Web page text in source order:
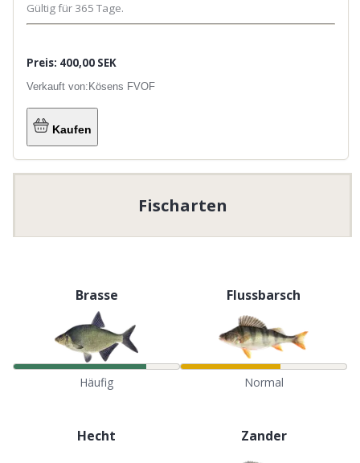
Gültig für 365 Tage.
Preis: 400,00 SEK
Verkauft von: Kösens FVOF
Kaufen
Fischarten
Brasse
Häufig
Flussbarsch
Normal
Hecht Zander